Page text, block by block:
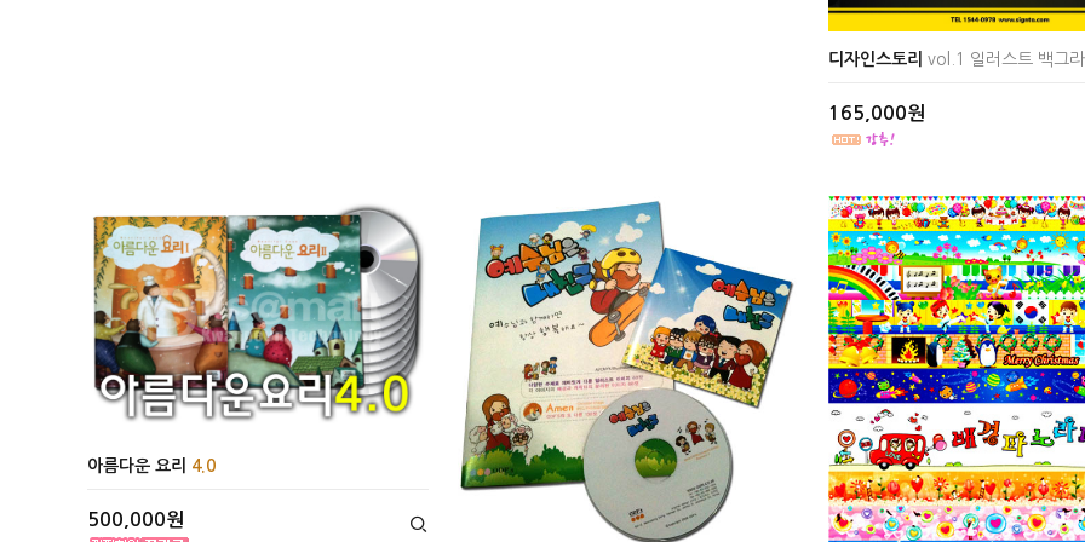
디자인스토리 vol.1 일러스트 백그
165,000원
아름다운 요리 4.0
500,000원